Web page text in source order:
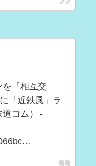
を「相互交
「近鉄風」ラ
道コム） -